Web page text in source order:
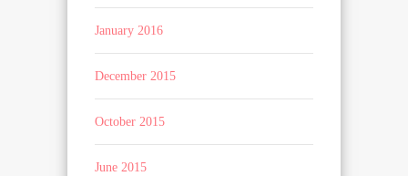
January 2016
December 2015
October 2015
June 2015